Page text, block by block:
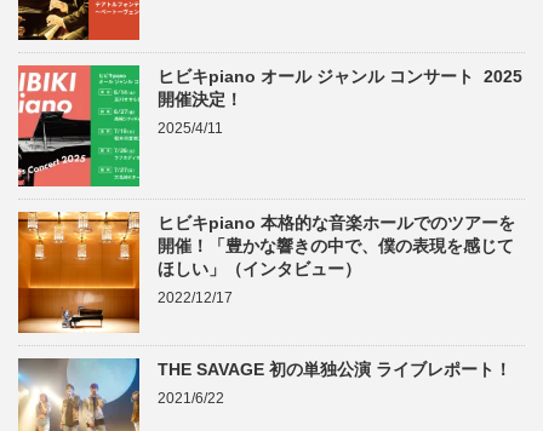
ヒビキpiano オール ジャンル コンサート 2025
開催決定！
2025/4/11
ヒビキpiano 本格的な音楽ホールでのツアーを
開催！「豊かな響きの中で、僕の表現を感じて
ほしい」（インタビュー）
2022/12/17
THE SAVAGE 初の単独公演 ライブレポート！
2021/6/22